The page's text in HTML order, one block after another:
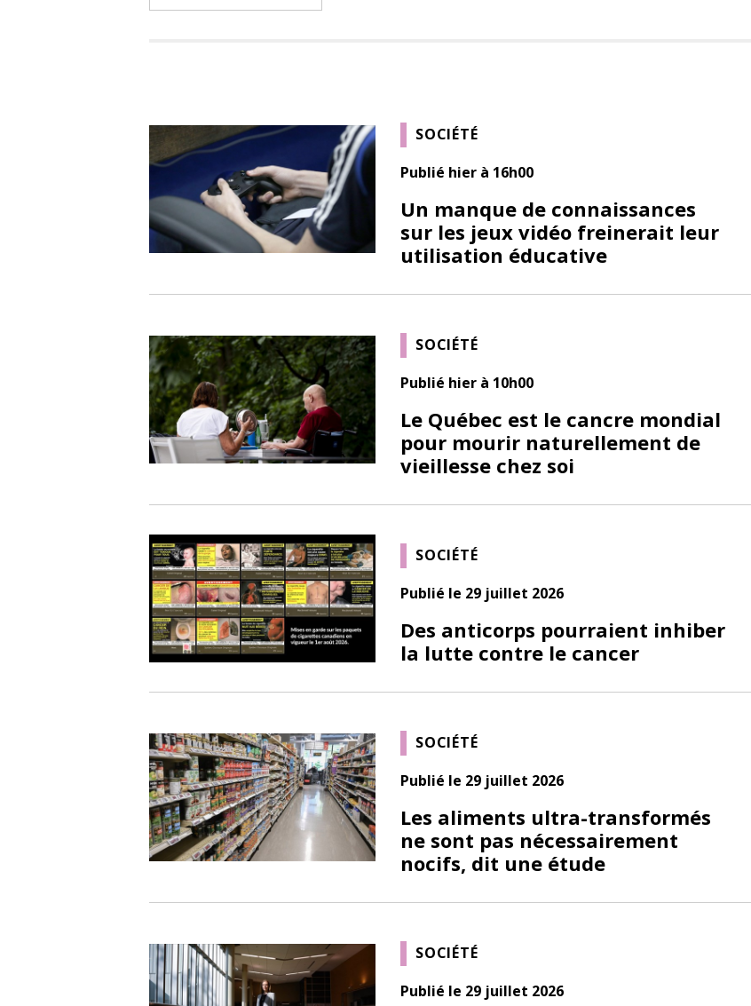
SOCIÉTÉ
Publié hier à 16h00
Un manque de connaissances
sur les jeux vidéo freinerait leur
utilisation éducative
SOCIÉTÉ
Publié hier à 10h00
Le Québec est le cancre mondial
pour mourir naturellement de
vieillesse chez soi
SOCIÉTÉ
Publié le 29 juillet 2026
Des anticorps pourraient inhiber
la lutte contre le cancer
SOCIÉTÉ
Publié le 29 juillet 2026
Les aliments ultra-transformés
ne sont pas nécessairement
nocifs, dit une étude
SOCIÉTÉ
Publié le 29 juillet 2026